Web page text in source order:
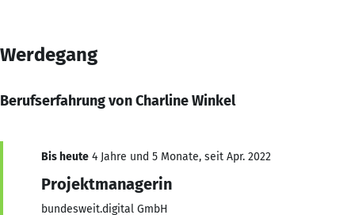
Werdegang
Berufserfahrung von Charline Winkel
Bis heute 4 Jahre und 5 Monate, seit Apr. 2022
Projektmanagerin
bundesweit.digital GmbH